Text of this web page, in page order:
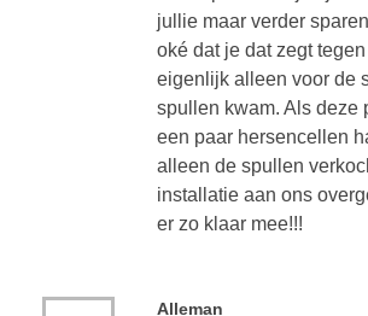
jullie maar verder
oké dat je dat zegt
eigenlijk alleen voor de
spullen kwam. Als deze
een paar hersencellen
alleen de spullen
installatie aan ons
er zo klaar mee!!!
Alleman